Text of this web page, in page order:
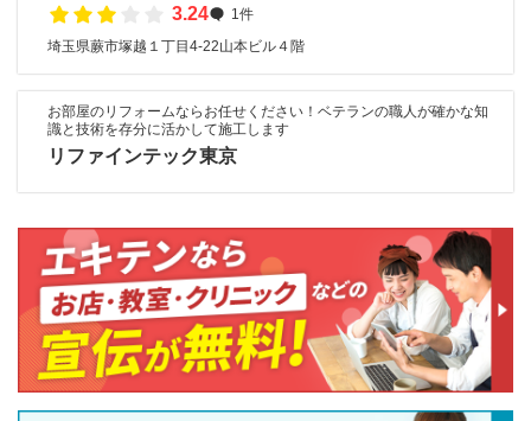
3.24
1件
埼玉県蕨市塚越１丁目4-22山本ビル４階
お部屋のリフォームならお任せください！ベテランの職人が確かな知
識と技術を存分に活かして施工します
リファインテック東京